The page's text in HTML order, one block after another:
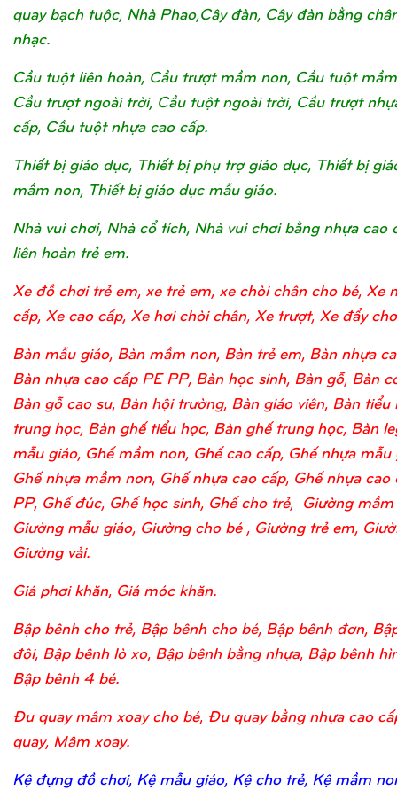
quay bạch tuộc, Nhà Phao,Cây đàn, Cây đàn bằng
nhạc.
Cầu tuột liên hoàn, Cầu trượt mầm non, Cầu tuột
Cầu trượt ngoài trời, Cầu tuột ngoài trời, Cầu trượt
cấp, Cầu tuột nhựa cao cấp.
Thiết bị giáo dục, Thiết bị phụ trợ giáo dục, Thiết bị
mầm non, Thiết bị giáo dục mẫu giáo.
Nhà vui chơi, Nhà cổ tích, Nhà vui chơi bằng nhựa cao
liên hoàn trẻ em.
Xe đồ chơi trẻ em, xe trẻ em, xe chòi chân cho bé, Xe
cấp, Xe cao cấp, Xe hơi chòi chân, Xe trượt, Xe đẩy
Bàn mẫu giáo, Bàn mầm non, Bàn trẻ em, Bàn nhựa
Bàn nhựa cao cấp PE PP, Bàn học sinh, Bàn gỗ, Bàn
Bàn gỗ cao su, Bàn hội trường, Bàn giáo viên, Bàn tiểu
trung học, Bàn ghế tiểu học, Bàn ghế trung học, Bàn
mẫu giáo, Ghế mầm non, Ghế cao cấp, Ghế nhựa mẫu
Ghế nhựa mầm non, Ghế nhựa cao cấp, Ghế nhựa cao
PP, Ghế đúc, Ghế học sinh, Ghế cho trẻ, Giường
Giường mẫu giáo, Giường cho bé , Giường trẻ em,
Giường vải.
Giá phơi khăn, Giá móc khăn.
Bập bênh cho trẻ, Bập bênh cho bé, Bập bênh đơn,
đôi, Bập bênh lò xo, Bập bênh bằng nhựa, Bập bênh
Bập bênh 4 bé.
Đu quay mâm xoay cho bé, Đu quay bằng nhựa cao
quay, Mâm xoay.
Kệ đựng đồ chơi, Kệ mẫu giáo, Kệ cho trẻ, Kệ mầm